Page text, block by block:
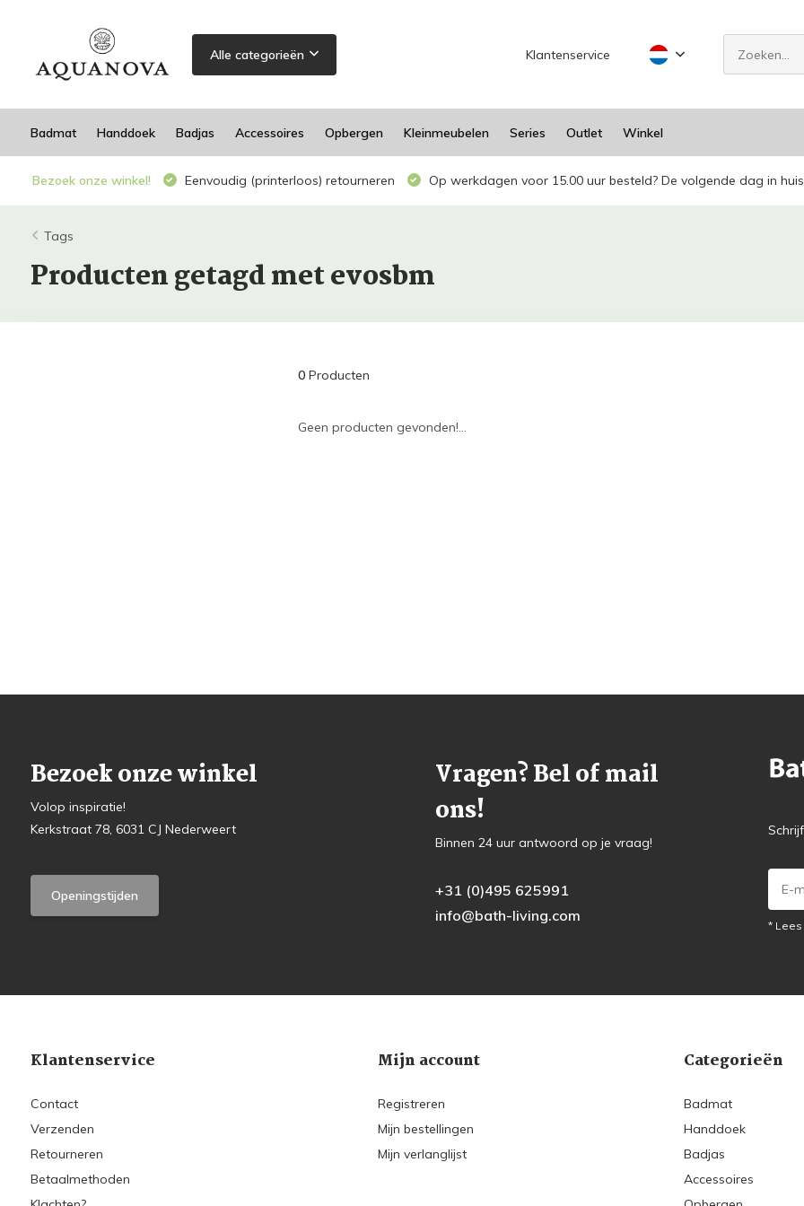
Alle categorieën Klantenservice
Badmat Handdoek Badjas Accessoires Opbergen Kleinmeubelen Series Outlet Winkel
Bezoek onze winkel! Eenvoudig (printerloos) retourneren Op werkdagen voor 15.00 uur besteld? De volgende dag in
Tags
Producten getagd met evosbm
0Producten
Geen producten gevonden!...
Bezoek onze winkel
Volop inspiratie!
Kerkstraat 78, 6031 CJ Nederweert
Openingstijden
Vragen? Bel of mail
ons!
Binnen 24 uur antwoord op je vraag!
+31 (0)495 625991
info@bath-living.com
*
Klantenservice
Contact
Verzenden
Retourneren
Betaalmethoden
Mijn account
Registreren
Mijn bestellingen
Mijn verlanglijst
Categorieën
Badmat
Handdoek
Badjas
Accessoires